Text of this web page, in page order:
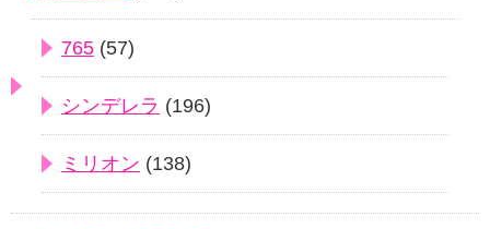
765 (57)
シンデレラ (196)
ミリオン (138)